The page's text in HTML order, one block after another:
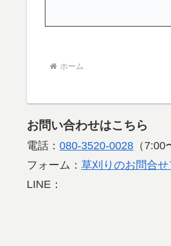
ホーム
お問い合わせはこちら
電話： 080-3520-0028 （
フォーム： 草刈りのお問合
LINE：